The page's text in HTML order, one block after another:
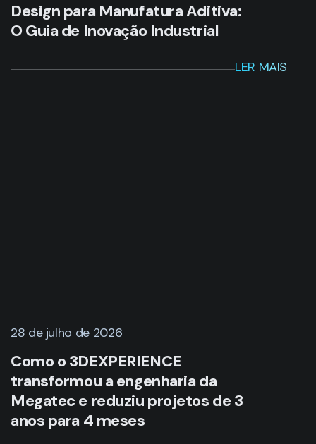
Design para Manufatura Aditiva:
O Guia de Inovação Industrial
LER MAIS
28 de julho de 2026
Como o 3DEXPERIENCE
transformou a engenharia da
Megatec e reduziu projetos de 3
anos para 4 meses